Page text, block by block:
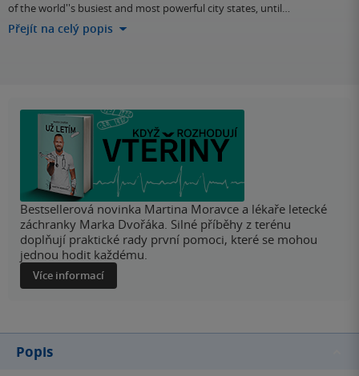
of the world''s busiest and most powerful city states, until…
Přejít na celý popis
Bestsellerová novinka Martina Moravce a lékaře letecké
záchranky Marka Dvořáka. Silné příběhy z terénu
doplňují praktické rady první pomoci, které se mohou
jednou hodit každému.
Více informací
Popis